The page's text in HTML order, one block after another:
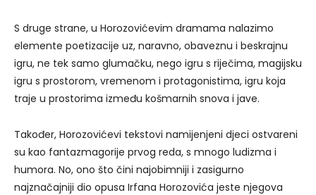
S druge strane, u Horozovićevim dramama nalazimo
elemente poetizacije uz, naravno, obaveznu i beskrajnu
igru, ne tek samo glumačku, nego igru s riječima, magijsku
igru s prostorom, vremenom i protagonistima, igru koja
traje u prostorima između košmarnih snova i jave.
Također, Horozovićevi tekstovi namijenjeni djeci ostvareni
su kao fantazmagorije prvog reda, s mnogo ludizma i
humora. No, ono što čini najobimniji i zasigurno
najznačajniji dio opusa Irfana Horozovića jeste njegova